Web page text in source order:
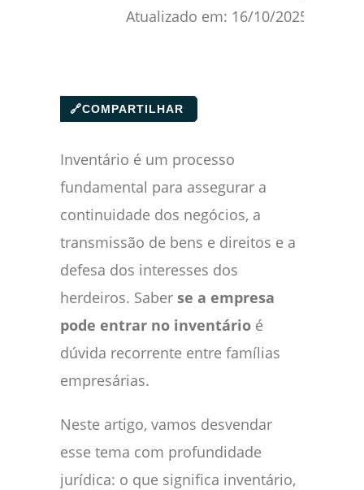
Atualizado em: 16/10/2025
🔗COMPARTILHAR
Inventário é um processo
fundamental para assegurar a
continuidade dos negócios, a
transmissão de bens e direitos e a
defesa dos interesses dos
herdeiros. Saber se a empresa
pode entrar no inventário é
dúvida recorrente entre famílias
empresárias.
Neste artigo, vamos desvendar
esse tema com profundidade
jurídica: o que significa inventário,